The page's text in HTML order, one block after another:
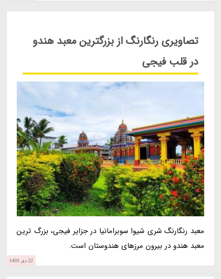
تصاویری رنگارنگ از بزرگترین معبد هندو
در قلب فیجی
معبد رنگارنگ شری شیوا سوبرامانیا در جزایر فیجی، بزرگ ترین
معبد هندو در بیرون مرزهای هندوستان است.
22 دی 1403